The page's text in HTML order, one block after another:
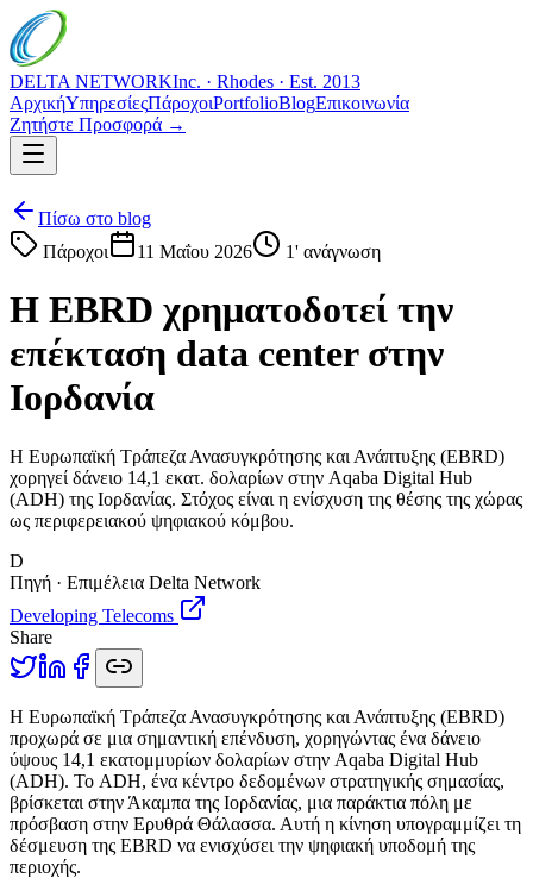
DELTA NETWORKInc. · Rhodes · Est. 2013
ΑρχικήΥπηρεσίεςΠάροχοιPortfolioBlogΕπικοινωνία
Ζητήστε Προσφορά →
Πίσω στο blog
Πάροχοι
11 Μαΐου 2026 1' ανάγνωση
Η EBRD χρηματοδοτεί την
επέκταση data center στην
Ιορδανία
Η Ευρωπαϊκή Τράπεζα Ανασυγκρότησης και Ανάπτυξης (EBRD)
χορηγεί δάνειο 14,1 εκατ. δολαρίων στην Aqaba Digital Hub
(ADH) της Ιορδανίας. Στόχος είναι η ενίσχυση της θέσης της χώρας
ως περιφερειακού ψηφιακού κόμβου.
D
Πηγή · Επιμέλεια Delta Network
Developing Telecoms
Share
Η Ευρωπαϊκή Τράπεζα Ανασυγκρότησης και Ανάπτυξης (EBRD)
προχωρά σε μια σημαντική επένδυση, χορηγώντας ένα δάνειο
ύψους 14,1 εκατομμυρίων δολαρίων στην Aqaba Digital Hub
(ADH). Το ADH, ένα κέντρο δεδομένων στρατηγικής σημασίας,
βρίσκεται στην Άκαμπα της Ιορδανίας, μια παράκτια πόλη με
πρόσβαση στην Ερυθρά Θάλασσα. Αυτή η κίνηση υπογραμμίζει τη
δέσμευση της EBRD να ενισχύσει την ψηφιακή υποδομή της
περιοχής.